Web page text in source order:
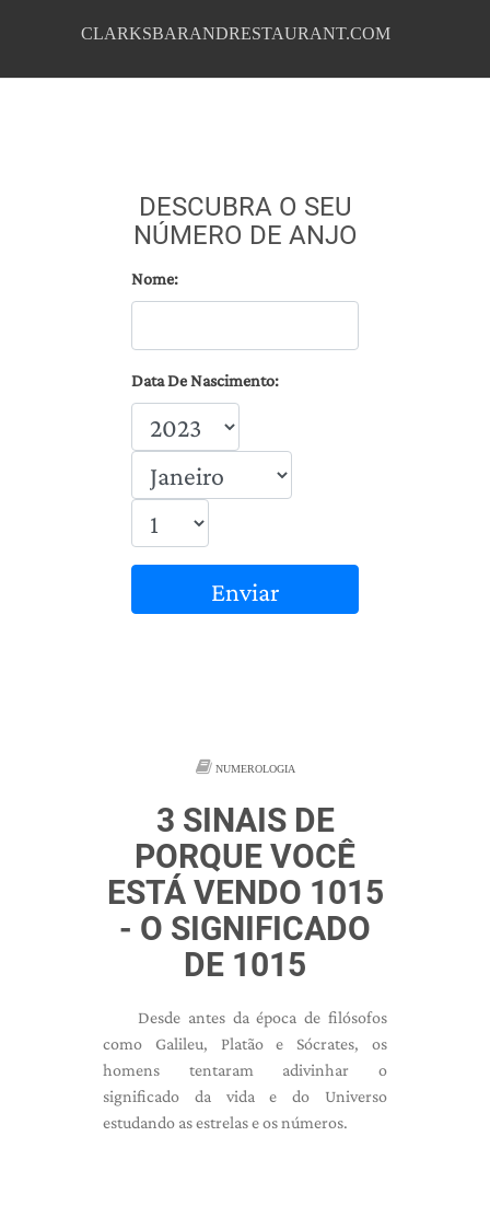
CLARKSBARANDRESTAURANT.COM
DESCUBRA O SEU
NÚMERO DE ANJO
Nome:
Data De Nascimento:
Enviar
NUMEROLOGIA
3 SINAIS DE
PORQUE VOCÊ
ESTÁ VENDO 1015
- O SIGNIFICADO
DE 1015
Desde antes da época de filósofos
como Galileu, Platão e Sócrates, os
homens tentaram adivinhar o
significado da vida e do Universo
estudando as estrelas e os números.